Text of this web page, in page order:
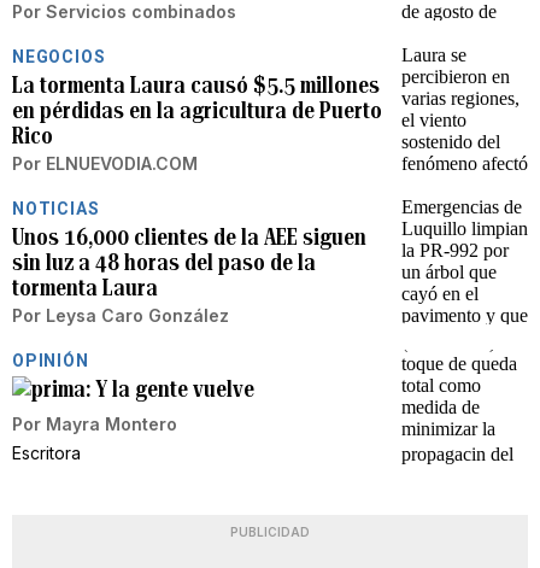
Por Servicios combinados
NEGOCIOS
La tormenta Laura causó $5.5 millones
en pérdidas en la agricultura de Puerto
Rico
Por ELNUEVODIA.COM
NOTICIAS
Unos 16,000 clientes de la AEE siguen
sin luz a 48 horas del paso de la
tormenta Laura
Por Leysa Caro González
OPINIÓN
Y la gente vuelve
Por Mayra Montero
Escritora
PUBLICIDAD